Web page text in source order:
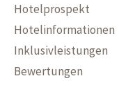
Hotelprospekt
Hotelinformationen
Inklusivleistungen
Bewertungen